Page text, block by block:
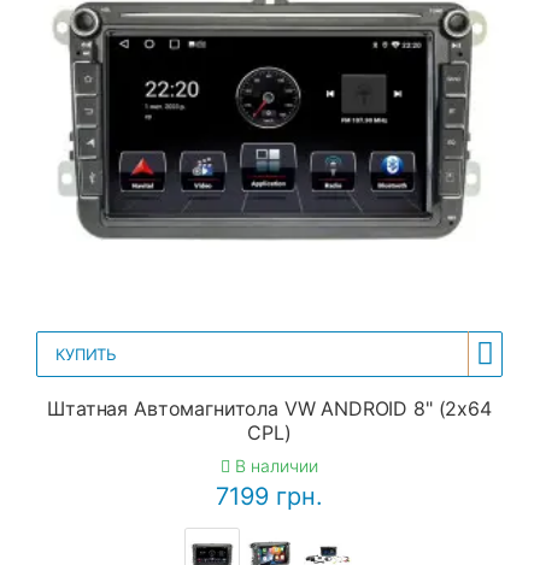
КУПИТЬ
Штатная Автомагнитола VW ANDROID 8" (2x64
CPL)
В наличии
7199 грн.